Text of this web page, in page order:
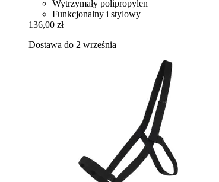
Wytrzymały polipropylen
Funkcjonalny i stylowy
136,00 zł
Dostawa do 2 września